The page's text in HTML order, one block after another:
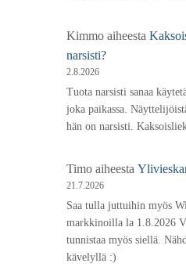
Kimmo aiheesta
narsisti?
2.8.2026
Tuota narsisti sanaa
joka paikassa.
hän on narsisti.
Timo aiheesta
21.7.2026
Saa tulla juttuihin myös
markkinoilla la 1.8.2026
tunnistaa myös siellä.
kävelyllä :)